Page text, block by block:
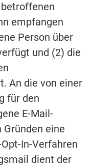
empfangen
Person über
und (2) die
An die von einer
für den
E-Mail-
eine
In-Verfahren
dient der